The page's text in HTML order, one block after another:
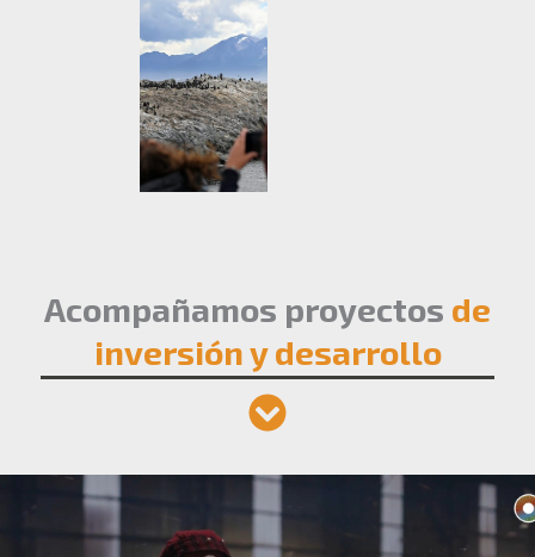
Acompañamos proyectos de
inversión y desarrollo